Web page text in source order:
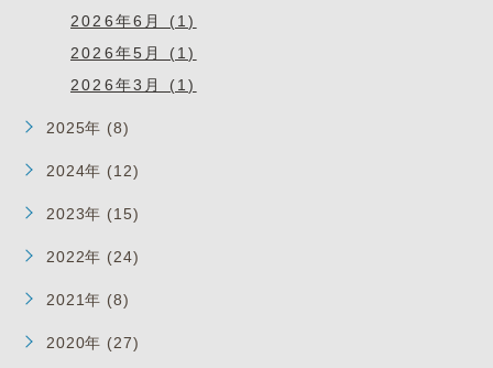
2026年6月 (1)
2026年5月 (1)
2026年3月 (1)
2025年 (8)
2024年 (12)
2023年 (15)
2022年 (24)
2021年 (8)
2020年 (27)